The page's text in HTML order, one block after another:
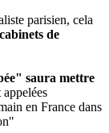
parisien, cela
de
saura mettre
appelées
en France dans